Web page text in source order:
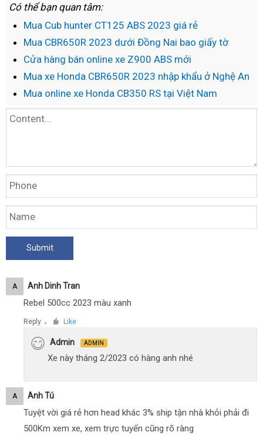
Có thể bạn quan tâm:
Mua Cub hunter CT125 ABS 2023 giá rẻ
Mua CBR650R 2023 dưới Đồng Nai bao giấy tờ
Cửa hàng bán online xe Z900 ABS mới
Mua xe Honda CBR650R 2023 nhập khẩu ở Nghệ An
Mua online xe Honda CB350 RS tại Việt Nam
A Anh Dinh Tran
Rebel 500cc 2023 màu xanh
Reply ● Like
Admin ADMIN
Xe này tháng 2/2023 có hàng anh nhé
A Anh Tú
Tuyệt vời giá rẻ hơn head khác 3% ship tận nhà khỏi phải đi
500Km xem xe, xem trực tuyến cũng rõ ràng